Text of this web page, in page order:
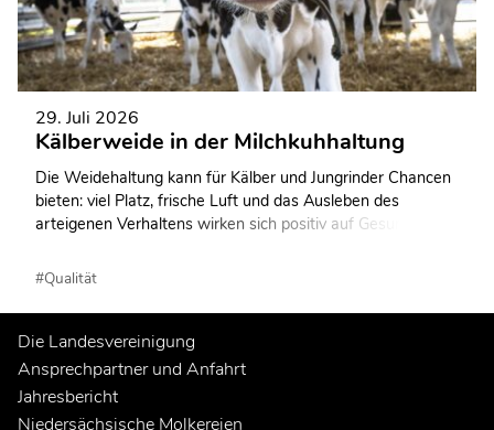
29. Juli 2026
Kälberweide in der Milchkuhhaltung
Die Weidehaltung kann für Kälber und Jungrinder Chancen
bieten: viel Platz, frische Luft und das Ausleben des
arteigenen Verhaltens wirken sich positiv auf Gesundheit,
eine erfolgreiche Weidehaltung ein sorgfältiges
Management, insbesondere im Umgang mit
Witterungseinflüssen, Parasiten und Fütterungsfragen.
#Qualität
Die Landesvereinigung
Ansprechpartner und Anfahrt
Jahresbericht
Niedersächsische Molkereien